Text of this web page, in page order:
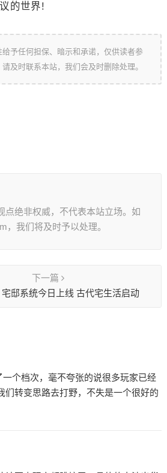
的世界!
予任何担保、暗示和承诺，仅供读者参
及时联系本站，我们会及时删除处理。
点绝非权威，不代表本站立场。如
我们将及时予以处理。
下一篇
宅邸系统今日上线 古代宅生活启动
个档次，毫不夸张的说很多玩家已经
转变思路去打野，不失是一个很好的